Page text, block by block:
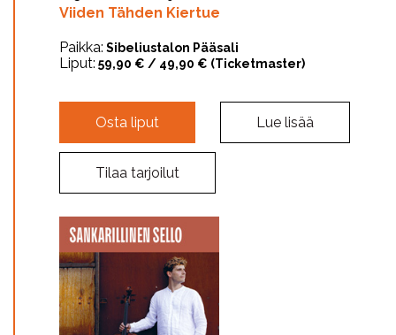
Viiden Tähden Kiertue
Paikka: Sibeliustalon Pääsali
Liput: 59,90 € / 49,90 € (Ticketmaster)
Osta liput Lue lisää
Tilaa tarjoilut